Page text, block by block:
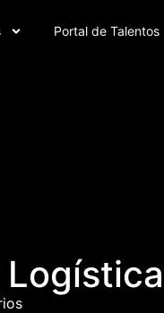
Portal de Talentos